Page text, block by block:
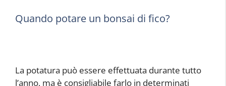
Quando potare un bonsai di fico?
La potatura può essere effettuata durante tutto
l’anno, ma è consigliabile farlo in determinati